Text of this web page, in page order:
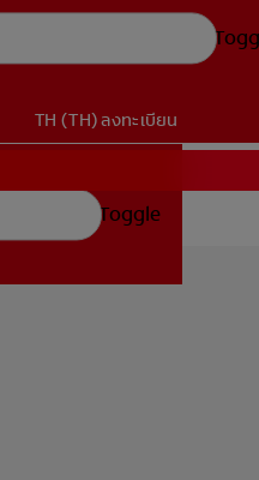
TH (TH)ลงทะเบียน
Toggle